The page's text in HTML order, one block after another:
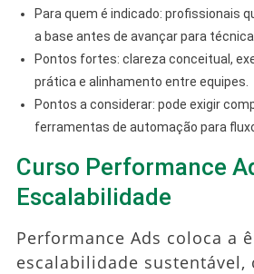
Para quem é indicado: profissionais
a base antes de avançar para
Pontos fortes: clareza conceitual,
prática e alinhamento entre equipes.
Pontos a considerar: pode exigir
ferramentas de automação para
Curso Performance
Escalabilidade
Performance Ads coloca a
escalabilidade sustentável,